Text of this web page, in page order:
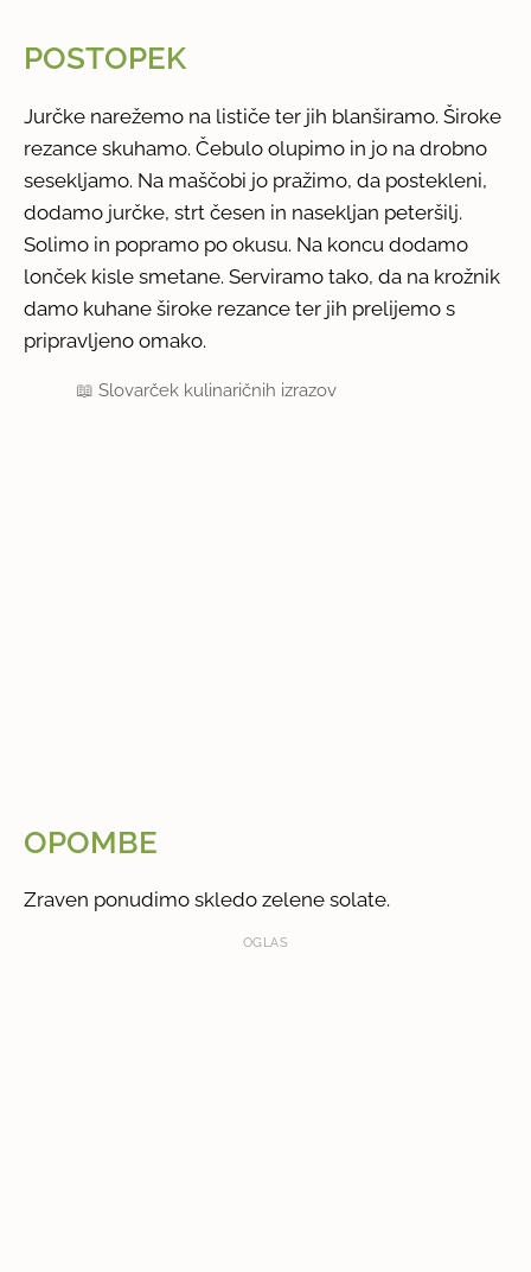
POSTOPEK
Jurčke narežemo na lističe ter jih blanširamo. Široke
rezance skuhamo. Čebulo olupimo in jo na drobno
sesekljamo. Na maščobi jo pražimo, da postekleni,
dodamo jurčke, strt česen in nasekljan peteršilj.
Solimo in popramo po okusu. Na koncu dodamo
lonček kisle smetane. Serviramo tako, da na krožnik
damo kuhane široke rezance ter jih prelijemo s
pripravljeno omako.
📖Slovarček kulinaričnih izrazov
OPOMBE
Zraven ponudimo skledo zelene solate.
OGLAS